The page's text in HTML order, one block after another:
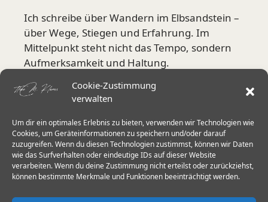
Cookie-Zustimmung
verwalten
Um dir ein optimales Erlebnis zu bieten, verwenden wir Technologien wie
Cookies, um Geräteinformationen zu speichern und/oder darauf
zuzugreifen. Wenn du diesen Technologien zustimmst, können wir Daten
wie das Surfverhalten oder eindeutige IDs auf dieser Website
verarbeiten. Wenn du deine Zustimmung nicht erteilst oder zurückziehst,
können bestimmte Merkmale und Funktionen beeinträchtigt werden.
Ich schreibe über Wandern im Elbsandstein –
über Wege, Stiegen und Erfahrung. Im
Mittelpunkt steht nicht das Tempo, sondern
Aufmerksamkeit und Haltung.
Mehr über mich
Aktuelle Schwerpunkte
Stiegen in der Sächsischen Schweiz
Herkulessäulen & Schrammsteine
Wanderstöcke im Elbsandstein